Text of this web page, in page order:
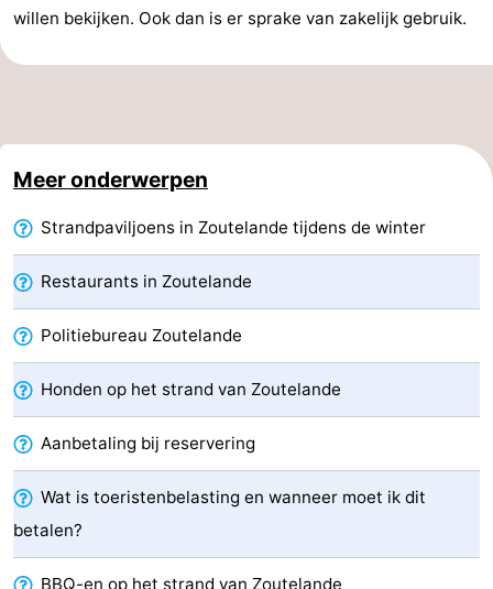
Medische
Schouwen-
Duiveland
-
Renesse
-
Brouwershaven
-
Bruinisse
-
Natuur
Oosterschelde
-
Burgh
Haamstede
-
Natuur
Walcheren
willen bekijken. Ook dan is er sprake van zakelijk gebruik.
Meer onderwerpen
Strandpaviljoens in Zoutelande tijdens de winter
Restaurants in Zoutelande
Politiebureau Zoutelande
Honden op het strand van Zoutelande
Aanbetaling bij reservering
Wat is toeristenbelasting en wanneer moet ik dit
betalen?
BBQ-en op het strand van Zoutelande